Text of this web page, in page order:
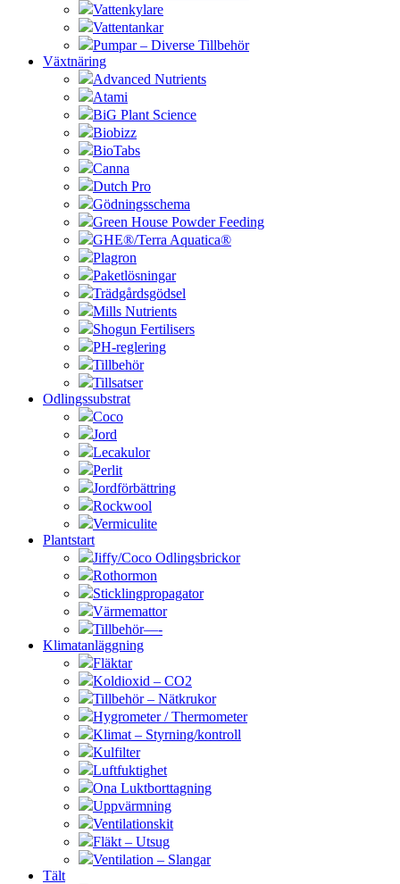
Vattenkylare
Vattentankar
Pumpar – Diverse Tillbehör
Växtnäring
Advanced Nutrients
Atami
BiG Plant Science
Biobizz
BioTabs
Canna
Dutch Pro
Gödningsschema
Green House Powder Feeding
GHE®/Terra Aquatica®
Plagron
Paketlösningar
Trädgårdsgödsel
Mills Nutrients
Shogun Fertilisers
PH-reglering
Tillbehör
Tillsatser
Odlingssubstrat
Coco
Jord
Lecakulor
Perlit
Jordförbättring
Rockwool
Vermiculite
Plantstart
Jiffy/Coco Odlingsbrickor
Rothormon
Sticklingpropagator
Värmemattor
Tillbehör—-
Klimatanläggning
Fläktar
Koldioxid – CO2
Tillbehör – Nätkrukor
Hygrometer / Thermometer
Klimat – Styrning/kontroll
Kulfilter
Luftfuktighet
Ona Luktborttagning
Uppvärmning
Ventilationskit
Fläkt – Utsug
Ventilation – Slangar
Tält